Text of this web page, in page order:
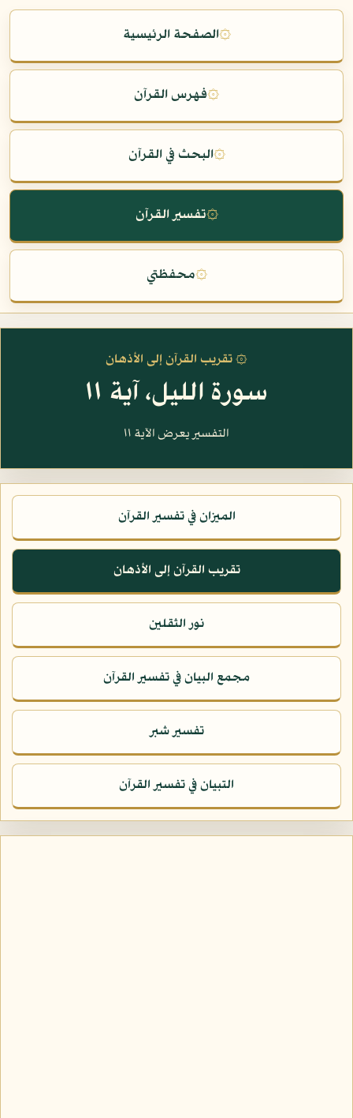
۞الصفحة الرئيسية
۞فهرس القرآن
۞البحث في القرآن
۞تفسير القرآن
۞محفظتي
۞ تقريب القرآن إلى الأذهان
سورة الليل، آية ١١
التفسير يعرض الآية ١١
الميزان في تفسير القرآن
تقريب القرآن إلى الأذهان
نور الثقلين
مجمع البيان في تفسير القرآن
تفسير شبر
التبيان في تفسير القرآن